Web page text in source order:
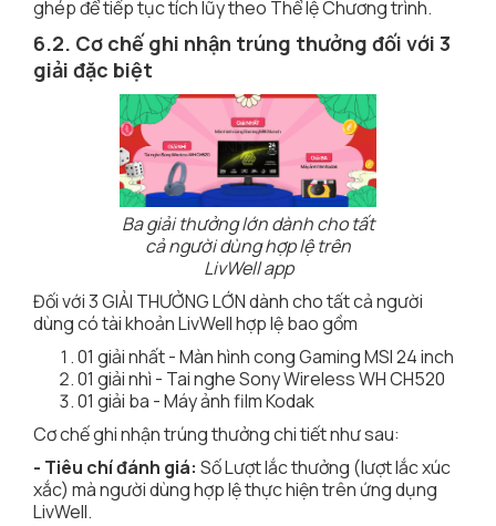
ghép để tiếp tục tích lũy theo Thể lệ Chương trình.
6.2. Cơ chế ghi nhận trúng thưởng đối với 3
giải đặc biệt
Ba giải thưởng lớn dành cho tất
cả người dùng hợp lệ trên
LivWell app
Đối với 3 GIẢI THƯỞNG LỚN dành cho tất cả người
dùng có tài khoản LivWell hợp lệ bao gồm
01 giải nhất - Màn hình cong Gaming MSI 24 inch
01 giải nhì - Tai nghe Sony Wireless WH CH520
01 giải ba - Máy ảnh film Kodak
Cơ chế ghi nhận trúng thưởng chi tiết như sau:
- Tiêu chí đánh giá: Số Lượt lắc thưởng (lượt lắc xúc
xắc) mà người dùng hợp lệ thực hiện trên ứng dụng
LivWell.